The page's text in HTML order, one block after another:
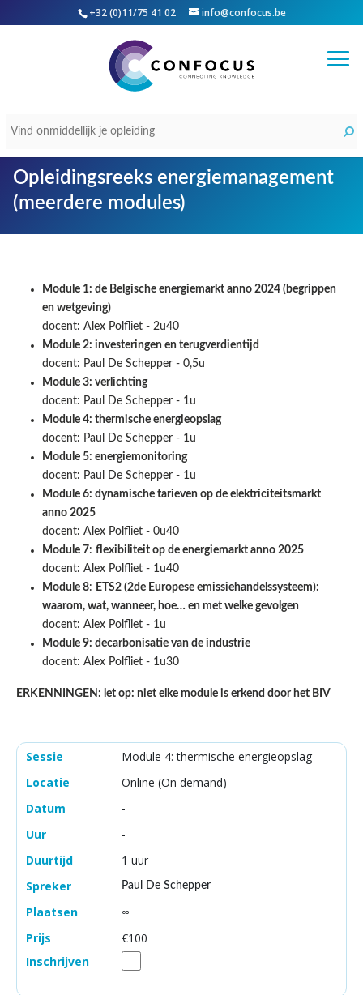
+32 (0)11/75 41 02 info@confocus.be
Opleidingsreeks energiemanagement
(meerdere modules)
Module 1: de Belgische energiemarkt anno 2024 (begrippen
en wetgeving)
docent: Alex Polfliet - 2u40
Module 2: investeringen en terugverdientijd
docent: Paul De Schepper - 0,5u
Module 3: verlichting
docent: Paul De Schepper - 1u
Module 4: thermische energieopslag
docent: Paul De Schepper - 1u
Module 5: energiemonitoring
docent: Paul De Schepper - 1u
Module 6: dynamische tarieven op de elektriciteitsmarkt
anno 2025
docent: Alex Polfliet - 0u40
Module 7: flexibiliteit op de energiemarkt anno 2025
docent: Alex Polfliet - 1u40
Module 8: ETS2 (2de Europese emissiehandelssysteem):
waarom, wat, wanneer, hoe… en met welke gevolgen
docent: Alex Polfliet - 1u
Module 9: decarbonisatie van de industrie
docent: Alex Polfliet - 1u30
ERKENNINGEN: let op: niet elke module is erkend door het BIV
Module 4: thermische energieopslag
Online (On demand)
-
-
1 uur
Paul De Schepper
∞
€100